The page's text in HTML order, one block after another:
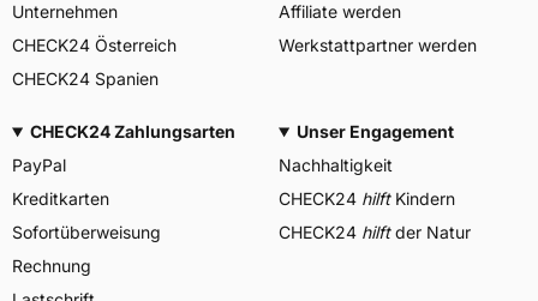
Unternehmen
CHECK24 Österreich
CHECK24 Spanien
Affiliate werden
Werkstattpartner werden
CHECK24 Zahlungsarten
PayPal
Kreditkarten
Sofortüberweisung
Rechnung
Unser Engagement
Nachhaltigkeit
CHECK24 hilftKindern
CHECK24 hilftder Natur